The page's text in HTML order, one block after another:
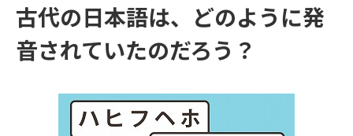
大学・短大の資料種類から請求
総合型選抜・学校推薦型選抜 募
大学入学共通テスト利用選抜の
募集要項＆願書
古代の日本語は、どのように発
音されていたのだろう？